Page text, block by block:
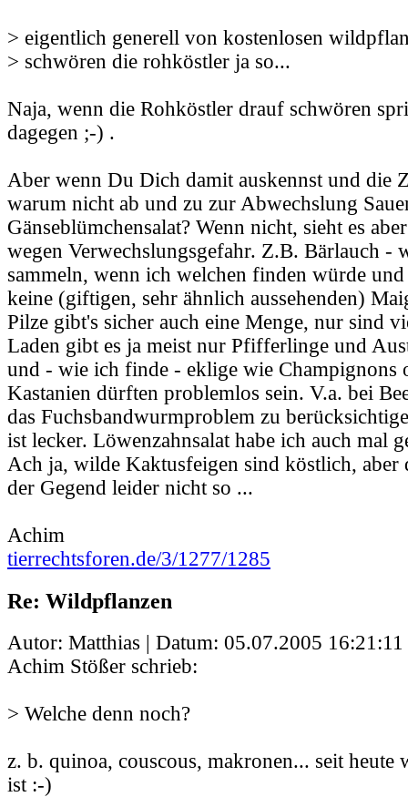
> eigentlich generell von kostenlosen
> schwören die rohköstler ja so...
Naja, wenn die Rohköstler drauf schwören
dagegen ;-) .
Aber wenn Du Dich damit auskennst und die
warum nicht ab und zu zur Abwechslung
Gänseblümchensalat? Wenn nicht, sieht es
wegen Verwechslungsgefahr. Z.B. Bärlauch -
sammeln, wenn ich welchen finden würde und
keine (giftigen, sehr ähnlich aussehenden)
Pilze gibt's sicher auch eine Menge, nur sind
Laden gibt es ja meist nur Pfifferlinge und
und - wie ich finde - eklige wie Champignons
Kastanien dürften problemlos sein. V.a. bei
das Fuchsbandwurmproblem zu
ist lecker. Löwenzahnsalat habe ich auch mal
Ach ja, wilde Kaktusfeigen sind köstlich, aber
der Gegend leider nicht so ...
Achim
tierrechtsforen.de/3/1277/1285
Re: Wildpflanzen
Autor: Matthias | Datum: 05.07.2005 16:21:11
Achim Stößer schrieb:
> Welche denn noch?
z. b. quinoa, couscous, makronen... seit heute
ist :-)